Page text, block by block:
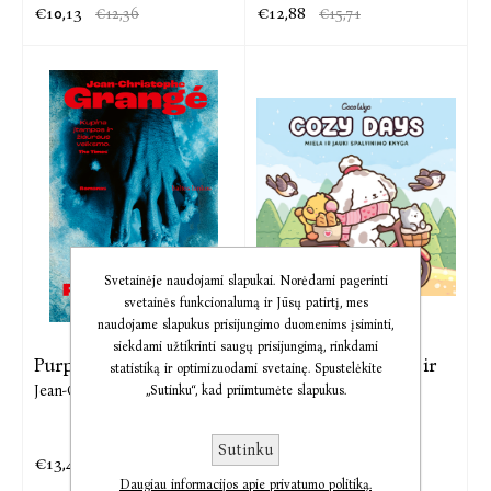
€10,13 €12,36 €12,88 €15,71
Purpurinės upės
Jean-Christophe Grangé
€13,47
COZY DAYS. Miela ir
jauki ...
€6,43
Svetainėje naudojami slapukai. Norėdami pagerinti
svetainės funkcionalumą ir Jūsų patirtį, mes
naudojame slapukus prisijungimo duomenims įsiminti,
siekdami užtikrinti saugų prisijungimą, rinkdami
statistiką ir optimizuodami svetainę. Spustelėkite
„Sutinku“, kad priimtumėte slapukus.
Sutinku
Daugiau informacijos apie privatumo politiką.